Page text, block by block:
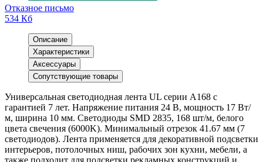
Отказное письмо
534 Кб
Описание
Характеристики
Аксессуары
Сопутствующие товары
Универсальная светодиодная лента UL серии A168 с
гарантией 7 лет. Напряжение питания 24 В, мощность 17 Вт/
м, ширина 10 мм. Светодиоды SMD 2835, 168 шт/м, белого
цвета свечения (6000K). Минимальный отрезок 41.67 мм (7
светодиодов). Лента применяется для декоративной подсветки
интерьеров, потолочных ниш, рабочих зон кухни, мебели, а